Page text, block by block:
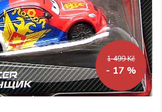
1 499 Kč
- 17 %